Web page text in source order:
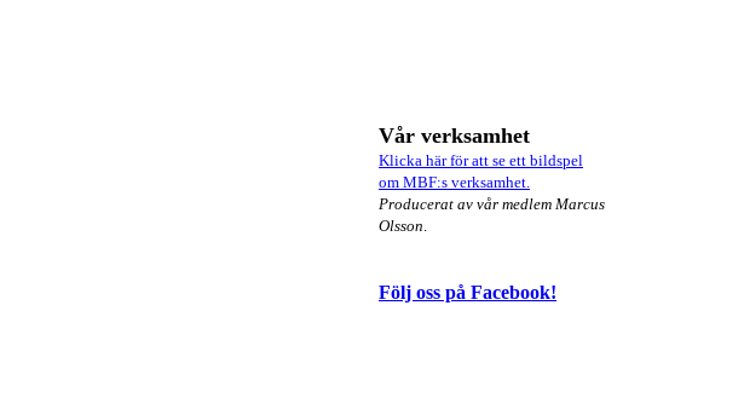
Vår verksamhet
Klicka här för att se ett bildspel
om MBF:s verksamhet.
Producerat av vår medlem Marcus
Olsson
Följ oss på Facebook!